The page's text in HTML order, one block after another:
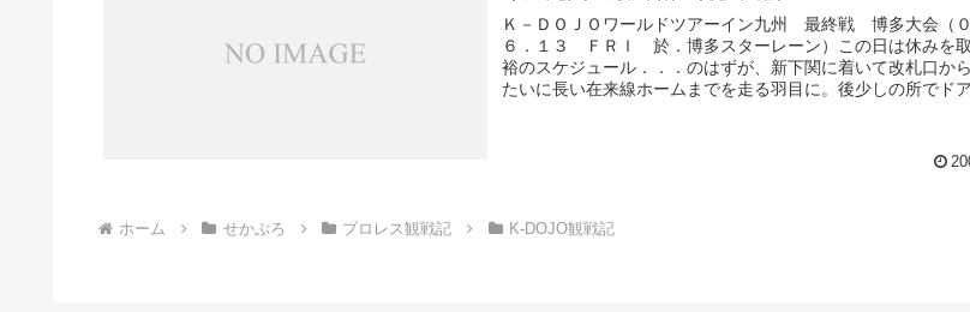
Ｋ－ＤＯＪＯワールドツアーイン九州 最終戦 博多大会（０
６．１３ ＦＲＩ 於．博多スターレーン）この日は休みを
裕のスケジュール．．．のはずが、新下関に着いて改札口か
たいに長い在来線ホームまでを走る羽目に。後少しの所でドア
ホーム せかぷろ プロレス観戦記 K-DOJO観戦記